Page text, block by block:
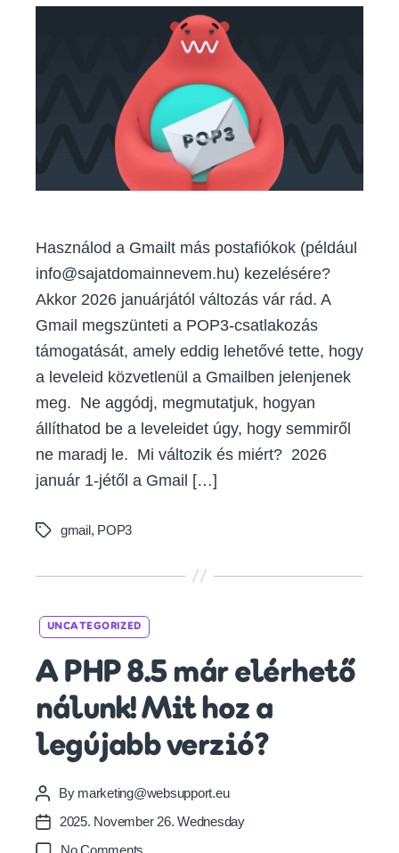
és
Használod a Gmailt más postafiókok (például
info@sajatdomainnevem.hu) kezelésére?
Akkor 2026 januárjától változás vár rád. A
Gmail megszünteti a POP3-csatlakozás
támogatását, amely eddig lehetővé tette, hogy
a leveleid közvetlenül a Gmailben jelenjenek
meg. Ne aggódj, megmutatjuk, hogyan
állíthatod be a leveleidet úgy, hogy semmiről
ne maradj le. Mi változik és miért? 2026
január 1-jétől a Gmail […]
Tagsgmail, POP3
UNCATEGORIZED
A PHP 8.5 már elérhető
nálunk! Mit hoz a
legújabb verzió?
Post
author
By marketing@websupport.eu
Post
date
2025. November 26. Wednesday
No Comments